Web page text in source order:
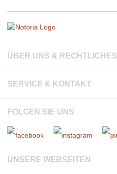
ÜBER UNS & RECHTLICHES
SERVICE & KONTAKT
FOLGEN SIE UNS
UNSERE WEBSEITEN